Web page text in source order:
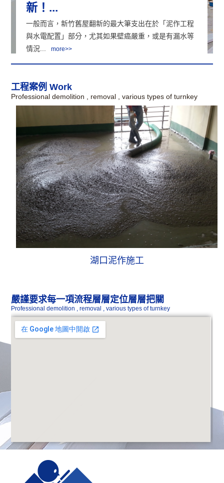
新！...
一般而言，新竹舊屋翻新的最大筆支出在於「泥作工程
與水電配置」部分，尤其如果壁癌嚴重，或是有漏水等
情況...
more>>
新竹拆除工程達人
的比較，重要還是總金額是否符合屋主的預算，還有呈
現的工程品質是否符合價值，如何知道工程品質好不
好，可...
more>>
新竹鐵皮屋廠商
水電工程設計費，每個設計師的計費方式不同，有人新
竹鐵皮屋廠商是以坪數計算，一坪從NT.1,500元到...
more>>
新竹裝潢公司推薦
裝等工作時，水電師傅除了必須操作特殊之施工設備，
例如...
more>>
新竹拆除工程推薦
除了安全較有保障外，通常考慮到保固服務，新竹拆除
工程推薦師傅也較不至於會偷工減料。或者可以請人介
工程案例 Work
Professional demolition , removal , various types of turnkey
湖口泥作施工
嚴謹要求每一項流程層層定位層層把關
Professional demolition , removal , various types of turnkey